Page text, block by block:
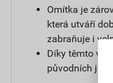
Omítka je
která utváří
zabraňuje i
Díky těmto
původních